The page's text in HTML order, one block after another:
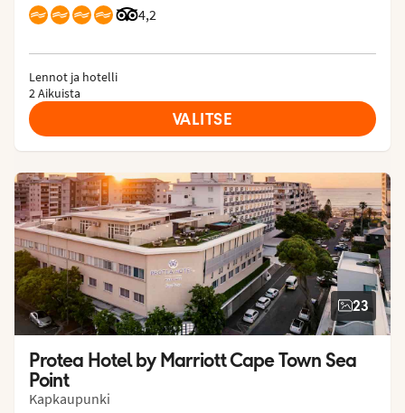
4,2
Arvostelut Tripadvisorista: 4.2 of 5
Lennot ja hotelli
2 Aikuista
VALITSE
23
Protea Hotel by Marriott Cape Town Sea
Point
Kapkaupunki